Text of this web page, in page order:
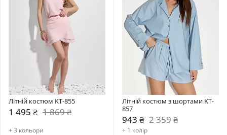
Літній костюм KT-855
1 495 ₴ 1 869 ₴
+ 3 кольори
Літній костюм з шортами KT-
857
943 ₴ 2 359 ₴
+ 1 колір